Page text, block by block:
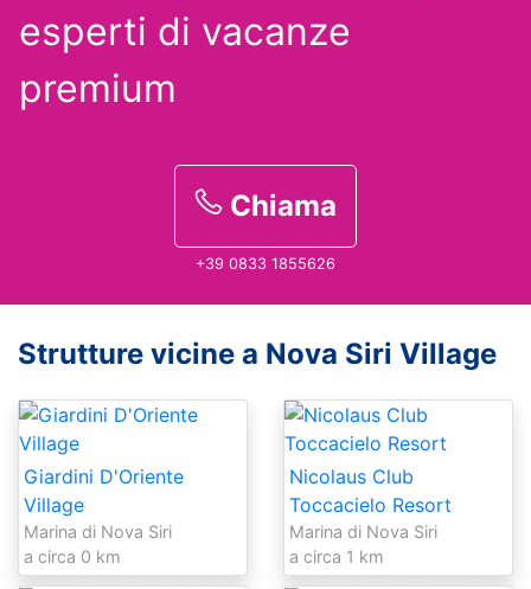
esperti di vacanze
premium
Chiama
+39 0833 1855626
Strutture vicine a Nova Siri Village
Giardini D'Oriente
Village
Marina di Nova Siri
a circa 0 km
Nicolaus Club
Toccacielo Resort
Marina di Nova Siri
a circa 1 km